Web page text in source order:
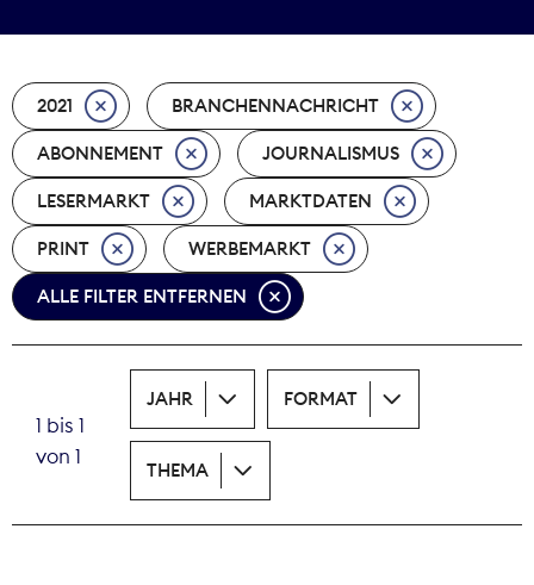
Nachhaltigkeit
Nachwuchs
Nova Award
Pressefreiheit
Print
Recht
Tarifpolitik
Theodor-Wolff-Preis
2021 BRANCHENNACHRICHT
ABONNEMENT JOURNALISMUS
LESERMARKT MARKTDATEN
PRINT WERBEMARKT
ALLE FILTER ENTFERNEN
1 bis 1
von 1
JAHR FORMAT
THEMA